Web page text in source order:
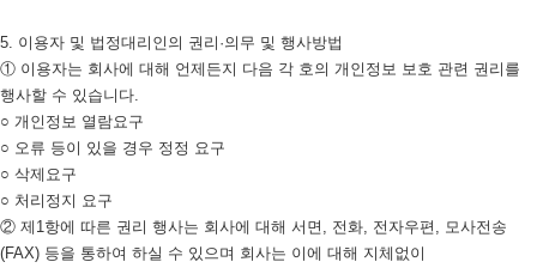
5. 이용자 및 법정대리인의 권리·의무 및 행사방법
① 이용자는 회사에 대해 언제든지 다음 각 호의 개인정보 보호 관련 권리를
행사할 수 있습니다.
○ 개인정보 열람요구
○ 오류 등이 있을 경우 정정 요구
○ 삭제요구
○ 처리정지 요구
② 제1항에 따른 권리 행사는 회사에 대해 서면, 전화, 전자우편, 모사전송
(FAX) 등을 통하여 하실 수 있으며 회사는 이에 대해 지체없이